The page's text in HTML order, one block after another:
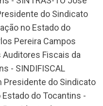
do Sindicato
no Estado do
Pereira Campos
Fiscais da
- SINDIFISCAL
Presidente do Sindicato
do Tocantins -